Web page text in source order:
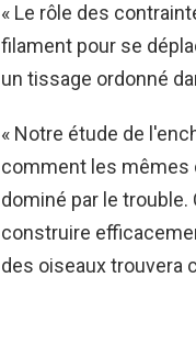
« Le rôle des
filament pour se
un tissage ordonné
« Notre étude de
comment les mêmes
dominé par le
construire
des oiseaux trouvera